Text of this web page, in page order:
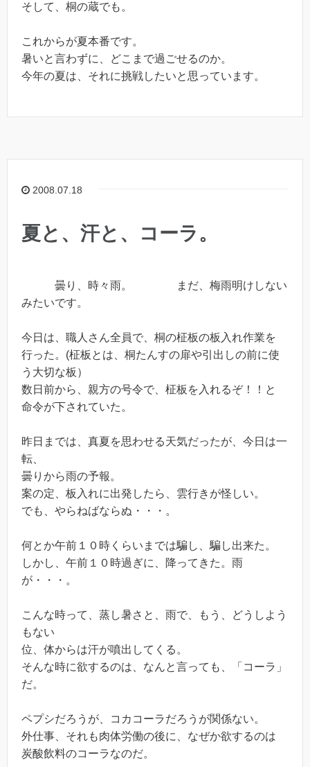
そして、桐の蔵でも。
これからが夏本番です。
暑いと言わずに、どこまで過ごせるのか。
今年の夏は、それに挑戦したいと思っています。
2008.07.18
夏と、汗と、コーラ。
曇り、時々雨。 まだ、梅雨明けしない
みたいです。
今日は、職人さん全員で、桐の柾板の板入れ作業を
行った。(柾板とは、桐たんすの扉や引出しの前に使
う大切な板）
数日前から、親方の号令で、柾板を入れるぞ！！と
命令が下されていた。
昨日までは、真夏を思わせる天気だったが、今日は一
転、
曇りから雨の予報。
案の定、板入れに出発したら、雲行きが怪しい。
でも、やらねばならぬ・・・。
何とか午前１０時くらいまでは騙し、騙し出来た。
しかし、午前１０時過ぎに、降ってきた。雨
が・・・。
こんな時って、蒸し暑さと、雨で、もう、どうしよう
もない
位、体からは汗が噴出してくる。
そんな時に欲するのは、なんと言っても、「コーラ」
だ。
ペプシだろうが、コカコーラだろうが関係ない。
外仕事、それも肉体労働の後に、なぜか欲するのは
炭酸飲料のコーラなのだ。